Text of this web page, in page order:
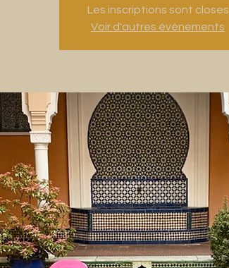
Les inscriptions sont closes
Voir d'autres événements